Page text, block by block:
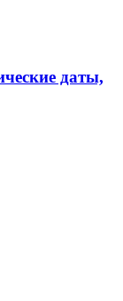
даты,